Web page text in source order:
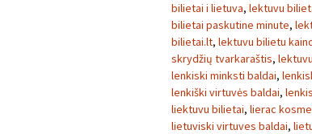
bilietai i lietuva, lektuvu
bilietai paskutine minute,
bilietai.lt, lektuvu bilietu
skrydžių tvarkaraštis,
lenkiski minksti baldai,
lenkiški virtuvės baldai,
liektuvu bilietai, lierac
lietuviski virtuves baldai,